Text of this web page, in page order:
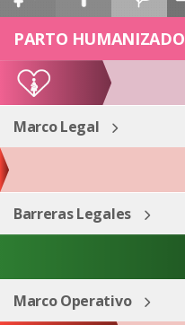
ESP
PARTO HUMANIZADO
Marco Legal
Barreras Legales
Marco Operativo